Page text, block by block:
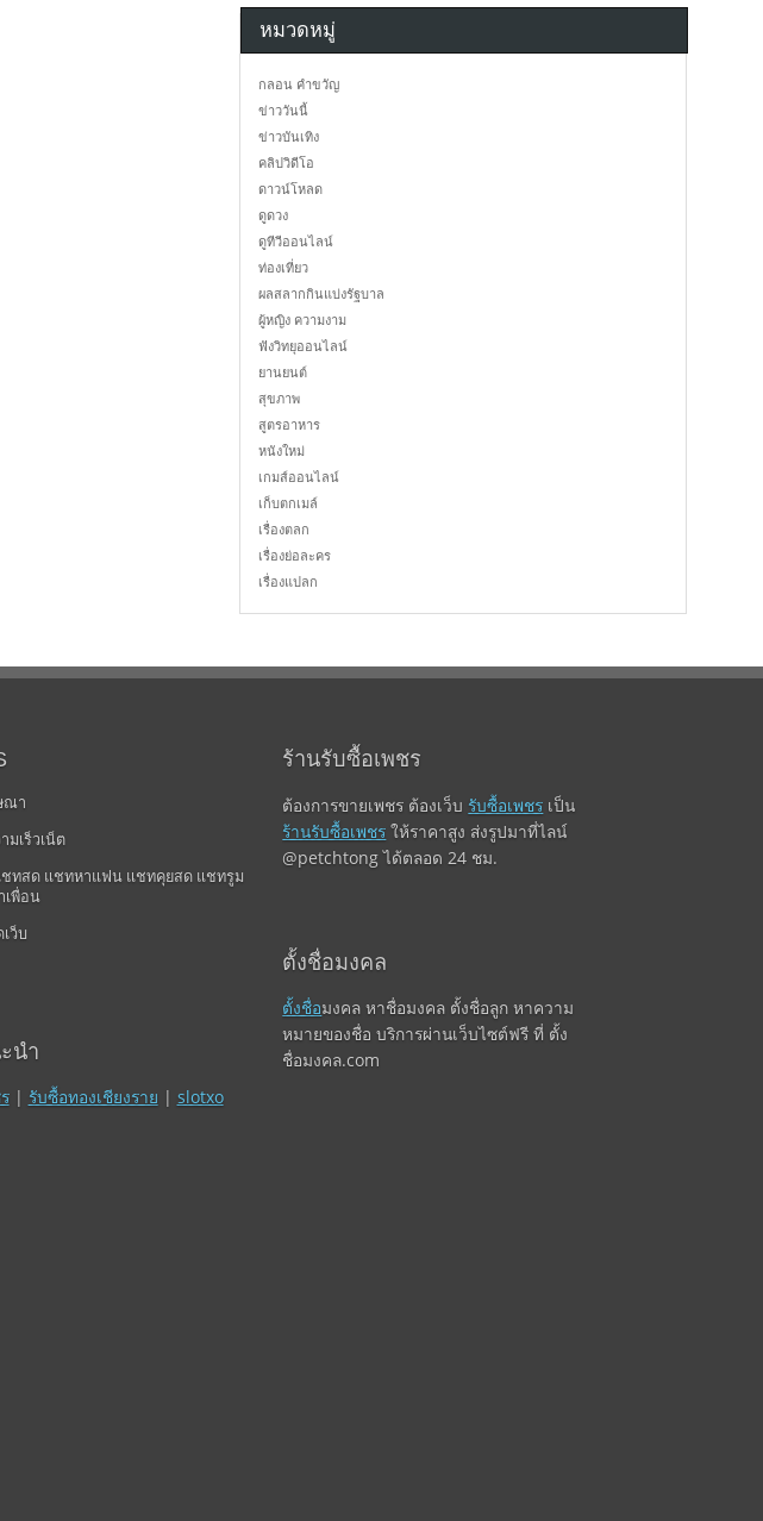
หมวดหมู่
กลอน คำขวัญ
ข่าววันนี้
ข่าวบันเทิง
คลิปวิดีโอ
ดาวน์โหลด
ดูดวง
ดูทีวีออนไลน์
ท่องเที่ยว
ผลสลากกินแบ่งรัฐบาล
ผู้หญิง ความงาม
ฟังวิทยุออนไลน์
ยานยนต์
สุขภาพ
สูตรอาหาร
หนังใหม่
เกมส์ออนไลน์
เก็บตกเมล์
เรื่องตลก
เรื่องย่อละคร
เรื่องแปลก
ณา
มเร็วเน็ต
ทสด แชทหาแฟน แชทคุยสด แชทรูม
เพื่อน
ว็บ
นำ
| รับซื้อทองเชียงราย | slotxo
ร้านรับซื้อเพชร
ต้องการขายเพชร ต้องเว็บ รับซื้อเพชร เป็น
ร้านรับซื้อเพชร ให้ราคาสูง ส่งรูปมาที่ไลน์
@petchtong ได้ตลอด 24 ชม.
ตั้งชื่อมงคล
ตั้งชื่อมงคล หาชื่อมงคล ตั้งชื่อลูก หาความ
หมายของชื่อ บริการผ่านเว็บไซต์ฟรี ที่ ตั้ง
ชื่อมงคล.com